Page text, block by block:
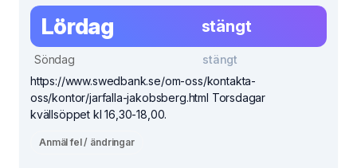
Lördag stängt
Söndag
stängt
https://www.swedbank.se/om-oss/kontakta-
oss/kontor/jarfalla-jakobsberg.html Torsdagar
kvällsöppet kl 16,30-18,00.
Anmäl fel / ändringar